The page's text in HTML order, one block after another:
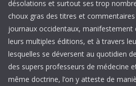
désolations et surtout ses trop
choux gras des titres et commentaires
journaux occidentaux, manifestement
leurs multiples éditions, et à travers
lesquelles se déversent au quotidien
des supers professeurs de médecine
même doctrine, l’on y atteste de